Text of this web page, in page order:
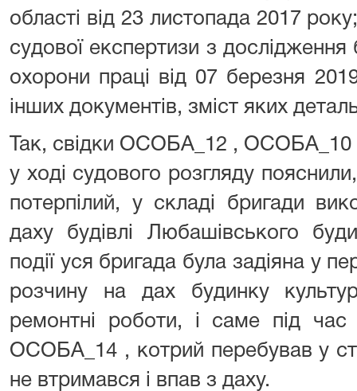
області від 23 листопада 2017
судової експертизи з дослідження
охорони праці від 07 березня
інших документів, зміст яких
Так, свідки ОСОБА_12 ,
у ході судового розгляду
потерпілий, у складі бригади
даху будівлі Любашівського
події уся бригада була задіяна у
розчину на дах будинку
ремонтні роботи, і саме під
ОСОБА_14 , котрий перебував у
не втримався і впав з даху.